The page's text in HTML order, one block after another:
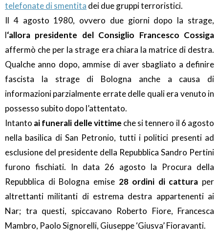
telefonate di smentita dei due gruppi terroristici.
Il 4 agosto 1980, ovvero due giorni dopo la strage,
l‘allora presidente del Consiglio Francesco Cossiga
affermò che per la strage era chiara la matrice di destra.
Qualche anno dopo, ammise di aver sbagliato a definire
fascista la strage di Bologna anche a causa di
informazioni parzialmente errate delle quali era venuto in
possesso subito dopo l’attentato.
Intanto ai funerali delle vittime che si tennero il 6 agosto
nella basilica di San Petronio, tutti i politici presenti ad
esclusione del presidente della Repubblica Sandro Pertini
furono fischiati. In data 26 agosto la Procura della
Repubblica di Bologna emise 28 ordini di cattura per
altrettanti militanti di estrema destra appartenenti ai
Nar; tra questi, spiccavano Roberto Fiore, Francesca
Mambro, Paolo Signorelli, Giuseppe ‘Giusva’ Fioravanti.